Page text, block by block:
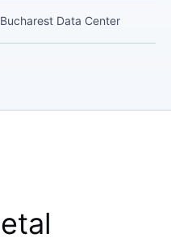
Data Center